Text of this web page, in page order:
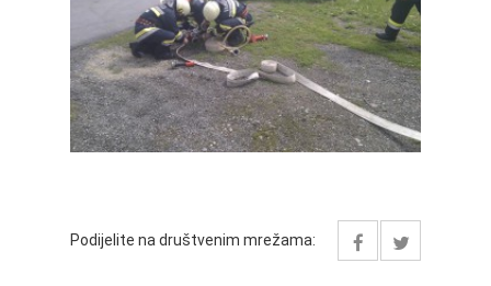
Podijelite na društvenim mrežama: